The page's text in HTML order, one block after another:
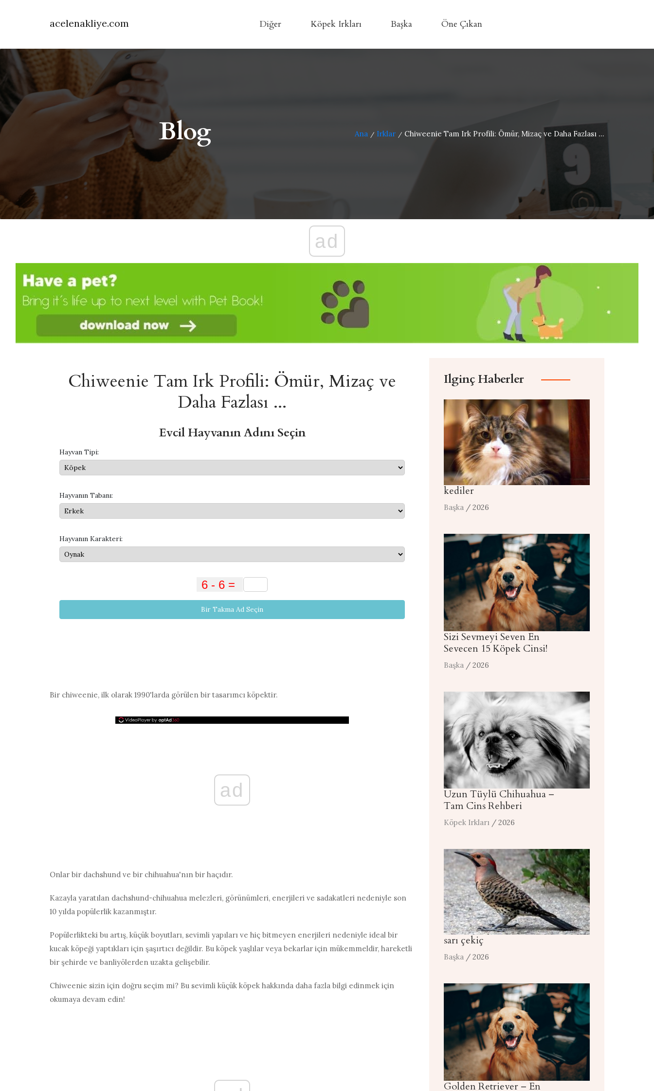
acelenakliye.com Diğer Köpek Irkları Başka Öne Çıkan
Blog Ana / Irklar / Chiweenie Tam Irk Profili: Ömür, Mizaç ve Daha Fazlası ...
ad
Chiweenie Tam Irk Profili: Ömür, Mizaç ve
Daha Fazlası ...
Evcil Hayvanın Adını Seçin
Hayvan Tipi:
Hayvanın Tabanı:
Hayvanın Karakteri:
Bir Takma Ad Seçin
Bir chiweenie, ilk olarak 1990'larda görülen bir tasarımcı köpektir.
ad
Onlar bir dachshund ve bir chihuahua'nın bir haçıdır.
Kazayla yaratılan dachshund-chihuahua melezleri, görünümleri, enerjileri ve sadakatleri nedeniyle son
10 yılda popülerlik kazanmıştır.
Popülerlikteki bu artış, küçük boyutları, sevimli yapıları ve hiç bitmeyen enerjileri nedeniyle ideal bir
kucak köpeği yaptıkları için şaşırtıcı değildir. Bu köpek yaşlılar veya bekarlar için mükemmeldir, hareketli
bir şehirde ve banliyölerden uzakta gelişebilir.
Chiweenie sizin için doğru seçim mi? Bu sevimli küçük köpek hakkında daha fazla bilgi edinmek için
okumaya devam edin!
Ilginç Haberler
kediler
Başka / 2026
Sizi Sevmeyi Seven En
Sevecen 15 Köpek Cinsi!
Başka / 2026
Uzun Tüylü Chihuahua –
Tam Cins Rehberi
Köpek Irkları / 2026
sarı çekiç
Başka / 2026
Golden Retriever – En